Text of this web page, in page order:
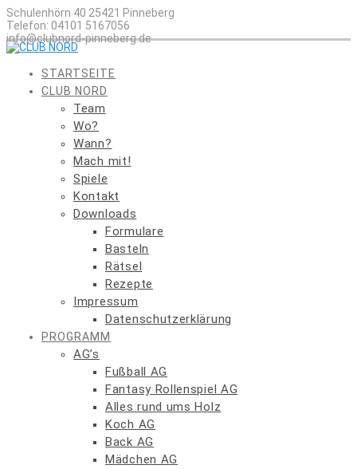
Skip
to
content
Schulenhörn 40 25421 Pinneberg
Telefon: 04101 5167056
info@clubnord-pinneberg.de
STARTSEITE
CLUB NORD
Team
Wo?
Wann?
Mach mit!
Spiele
Kontakt
Downloads
Formulare
Basteln
Rätsel
Rezepte
Impressum
Datenschutzerklärung
PROGRAMM
AG’s
Fußball AG
Fantasy Rollenspiel AG
Alles rund ums Holz
Koch AG
Back AG
Mädchen AG